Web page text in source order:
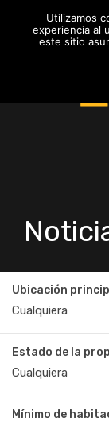
Ubicación
Cualquiera
Estado de la
Cualquiera
Mínimo de
Utilizamos
experiencia al
este sitio